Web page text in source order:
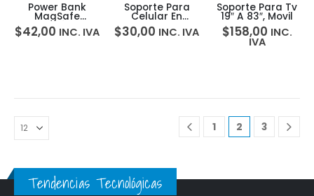
Power Bank
MagSafe
Magnético
Baseus Picogo
$42,00 INC. IVA
Soporte Para
Celular En
Laptop
Compatible Con
$30,00 INC. IVA
Soporte Para Tv
19″ A 83″, Movil
$158,00 INC.
IVA
1 2 3
Tendencias Tecnológicas